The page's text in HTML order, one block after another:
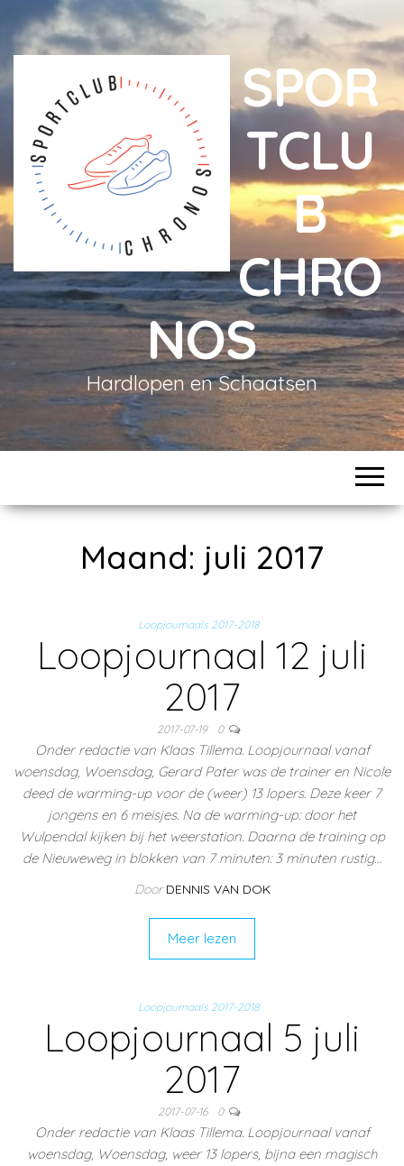
SPOR
TCLU
B
CHRO
NOS
Hardlopen en Schaatsen
Maand: juli 2017
Loopjournaals 2017-2018
Loopjournaal 12 juli
2017
2017-07-19 0
Onder redactie van Klaas Tillema. Loopjournaal vanaf
woensdag, Woensdag, Gerard Pater was de trainer en Nicole
deed de warming-up voor de (weer) 13 lopers. Deze keer 7
jongens en 6 meisjes. Na de warming-up: door het
Wulpendal kijken bij het weerstation. Daarna de training op
de Nieuweweg in blokken van 7 minuten: 3 minuten rustig…
Door DENNIS VAN DOK
Meer lezen
Loopjournaals 2017-2018
Loopjournaal 5 juli
2017
2017-07-16 0
Onder redactie van Klaas Tillema. Loopjournaal vanaf
woensdag, Woensdag, weer 13 lopers, bijna een magisch